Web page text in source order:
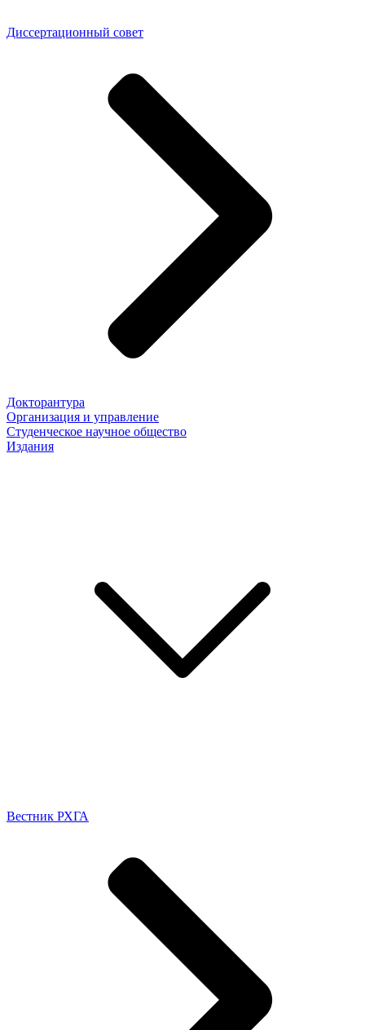
Диссертационный совет
Докторантура
Организация и управление
Студенческое научное общество
Издания
Вестник РХГА